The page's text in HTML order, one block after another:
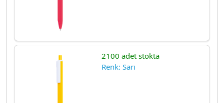
2100 adet stokta
Renk: Sarı